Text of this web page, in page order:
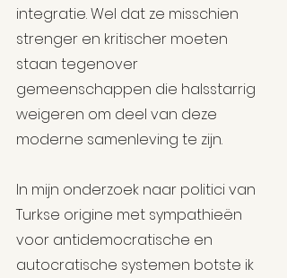
integratie. Wel dat ze misschien
strenger en kritischer moeten
staan tegenover
gemeenschappen die halsstarrig
weigeren om deel van deze
moderne samenleving te zijn.
In mijn onderzoek naar politici van
Turkse origine met sympathieën
voor antidemocratische en
autocratische systemen botste ik